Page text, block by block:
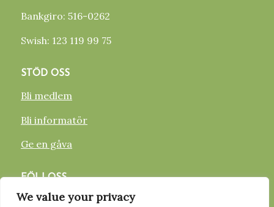
We value your privacy
Bankgiro: 516-0262
Swish: 123 119 99 75
STÖD OSS
Bli medlem
Bli informatör
Ge en gåva
FÖLJ OSS
FACEBOOK